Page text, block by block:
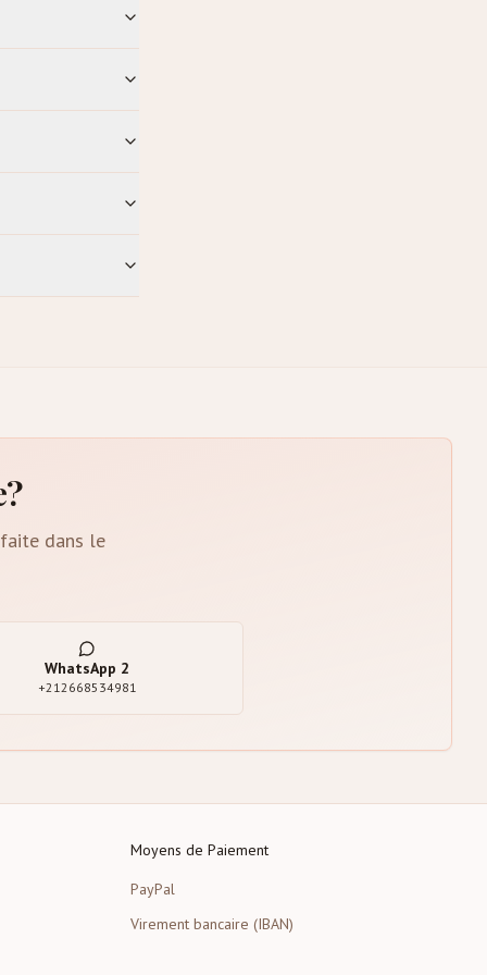
dans le
WhatsApp 2
+212668534981
Moyens de Paiement
PayPal
Virement bancaire (IBAN)